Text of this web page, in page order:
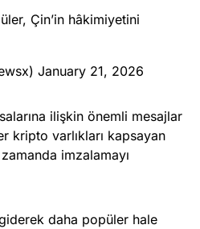
Çin’in hâkimiyetini
January 21, 2026
ilişkin önemli mesajlar
kripto varlıkları kapsayan
zamanda imzalamayı
daha popüler hale